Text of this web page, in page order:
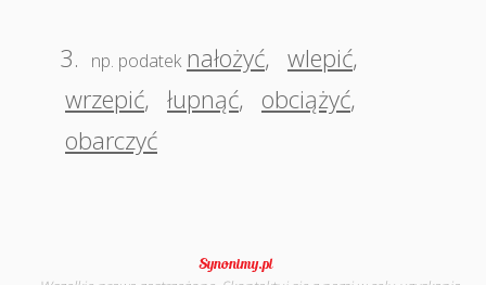
3. np. podatek nałożyć, wlepić,
wrzepić, łupnąć, obciążyć,
obarczyć